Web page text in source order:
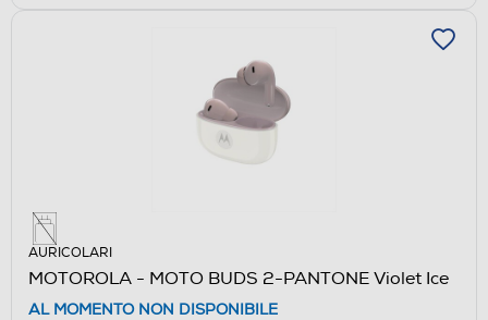
AURICOLARI
MOTOROLA - MOTO BUDS 2-PANTONE Violet Ice
AL MOMENTO NON DISPONIBILE